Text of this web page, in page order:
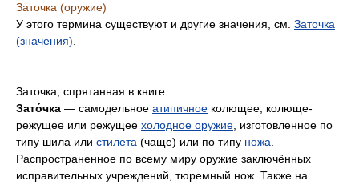
Заточка (оружие)
У этого термина существуют и другие значения, см. Заточка
(значения)
Заточка, спрятанная в книге
Зато́чка — самодельное атипичное колющее, колюще-
режущее или режущее холодное оружие , изготовленное по
типу шила или стилета (чаще) или по типу ножа
Распространенное по всему миру оружие заключённых
исправительных учреждений, тюремный нож. Также на